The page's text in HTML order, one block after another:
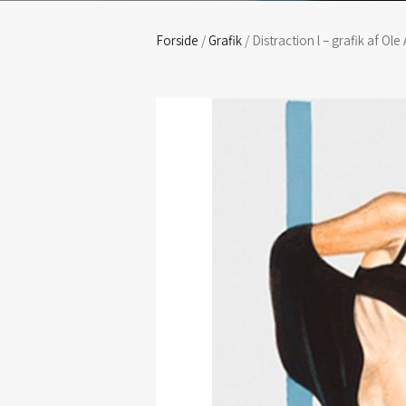
Forside /Grafik / Distraction l – grafik af Ole